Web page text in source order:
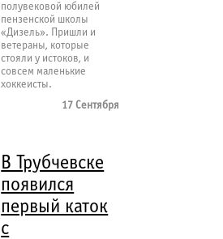
полувековой юбилей
пензенской школы
«Дизель». Пришли и
ветераны, которые
стояли у истоков, и
совсем маленькие
хоккеисты.
17 Сентября
В Трубчевске
появился
первый каток
с